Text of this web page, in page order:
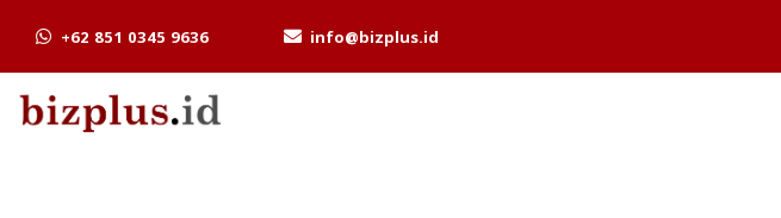
to
content
+62 851 0345 9636 info@bizplus.id